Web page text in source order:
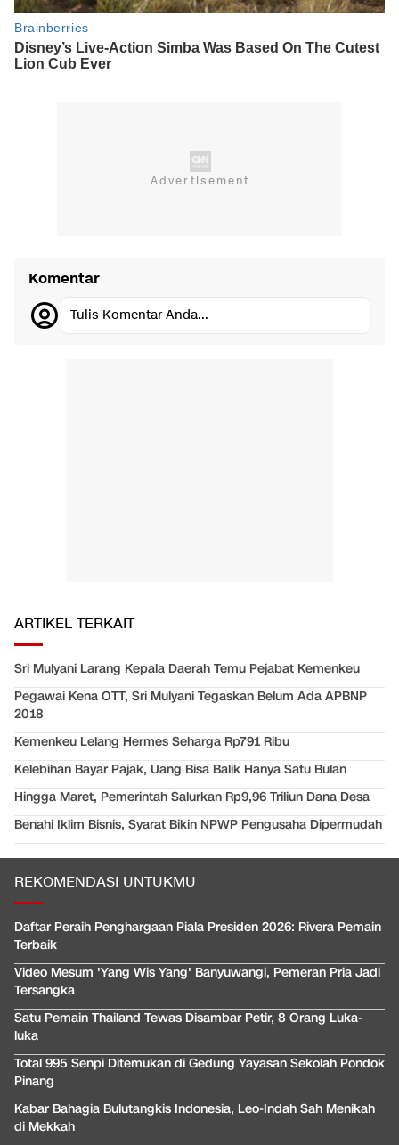
Komentar
Tulis Komentar Anda...
ARTIKEL TERKAIT
Sri Mulyani Larang Kepala Daerah Temu Pejabat Kemenkeu
Pegawai Kena OTT, Sri Mulyani Tegaskan Belum Ada APBNP
2018
Kemenkeu Lelang Hermes Seharga Rp791 Ribu
Kelebihan Bayar Pajak, Uang Bisa Balik Hanya Satu Bulan
Hingga Maret, Pemerintah Salurkan Rp9,96 Triliun Dana Desa
Benahi Iklim Bisnis, Syarat Bikin NPWP Pengusaha Dipermudah
REKOMENDASI UNTUKMU
Daftar Peraih Penghargaan Piala Presiden 2026: Rivera Pemain
Terbaik
Video Mesum 'Yang Wis Yang' Banyuwangi, Pemeran Pria Jadi
Tersangka
Satu Pemain Thailand Tewas Disambar Petir, 8 Orang Luka-
luka
Total 995 Senpi Ditemukan di Gedung Yayasan Sekolah Pondok
Pinang
Kabar Bahagia Bulutangkis Indonesia, Leo-Indah Sah Menikah
di Mekkah